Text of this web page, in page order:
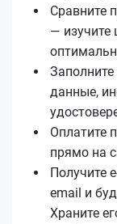
Сравните
— изучите
данные,
Оплатите
прямо на
Получите
email и
Храните